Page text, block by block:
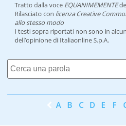
Tratto dalla voce EQUANIMEMENTE
Rilasciato con licenza Creative
allo stesso modo
I testi sopra riportati non sono in
dell’opinione di Italiaonline S.p.A.
A B C D E F